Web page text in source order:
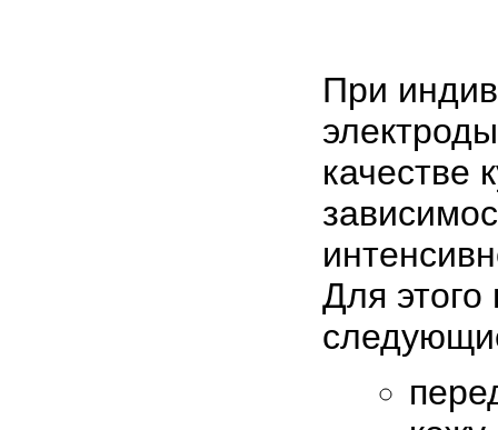
При
качестве
Для